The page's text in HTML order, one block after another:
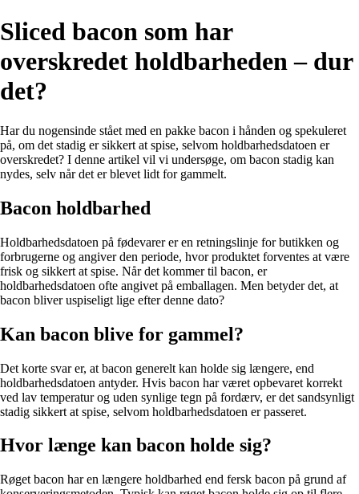
Sliced bacon som har
overskredet holdbarheden – dur
det?
Har du nogensinde stået med en pakke bacon i hånden og spekuleret
på, om det stadig er sikkert at spise, selvom holdbarhedsdatoen er
overskredet? I denne artikel vil vi undersøge, om bacon stadig kan
nydes, selv når det er blevet lidt for gammelt.
Bacon holdbarhed
Holdbarhedsdatoen på fødevarer er en retningslinje for butikken og
forbrugerne og angiver den periode, hvor produktet forventes at være
frisk og sikkert at spise. Når det kommer til bacon, er
holdbarhedsdatoen ofte angivet på emballagen. Men betyder det, at
bacon bliver uspiseligt lige efter denne dato?
Kan bacon blive for gammel?
Det korte svar er, at bacon generelt kan holde sig længere, end
holdbarhedsdatoen antyder. Hvis bacon har været opbevaret korrekt
ved lav temperatur og uden synlige tegn på fordærv, er det sandsynligt
stadig sikkert at spise, selvom holdbarhedsdatoen er passeret.
Hvor længe kan bacon holde sig?
Røget bacon har en længere holdbarhed end fersk bacon på grund af